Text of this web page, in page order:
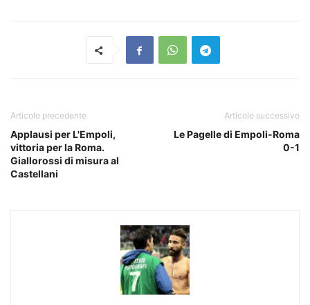
Articolo precedente
Applausi per L'Empoli,
vittoria per la Roma.
Giallorossi di misura al
Castellani
Articolo successivo
Le Pagelle di Empoli-Roma
0-1